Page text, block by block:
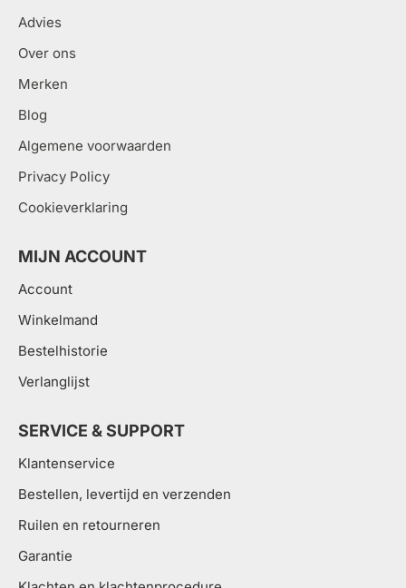
Advies
Over ons
Merken
Blog
Algemene voorwaarden
Privacy Policy
Cookieverklaring
MIJN ACCOUNT
Account
Winkelmand
Bestelhistorie
Verlanglijst
SERVICE & SUPPORT
Klantenservice
Bestellen, levertijd en verzenden
Ruilen en retourneren
Garantie